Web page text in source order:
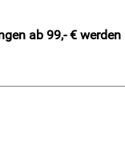
ab 99,- €